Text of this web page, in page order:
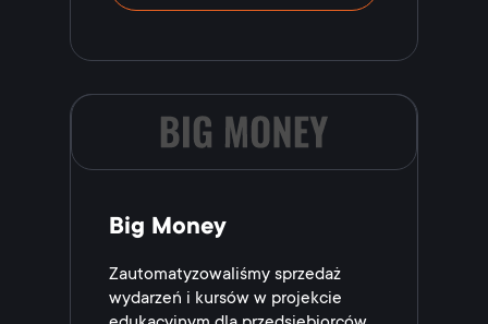
Big Money
Zautomatyzowaliśmy sprzedaż
wydarzeń i kursów w projekcie